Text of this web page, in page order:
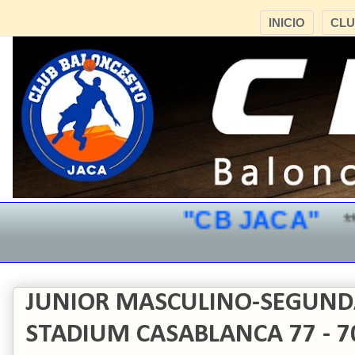
INICIO
"CB JACA" ***
JUNIOR MASCULINO-
STADIUM CASABLANCA 77 -